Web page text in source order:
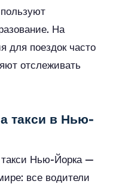
На
для поездок часто
отслеживать
такси в Нью-
Нью-Йорка —
все водители